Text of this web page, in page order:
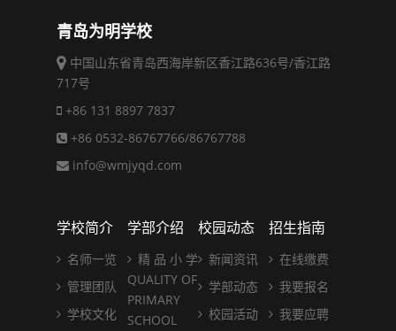
青岛为明学校
中国山东省青岛西海岸新区香江路636号/香江路
717号
+86 131 8897 7837
+86 0532-86767766/86767788
info@wmjyqd.com
学校简介
名师一览
管理团队
学校文化
学部介绍
精 品 小 学
QUALITY OF
PRIMARY
SCHOOL
校园动态
新闻资讯
学部动态
校园活动
招生指南
在线缴费
我要报名
我要应聘